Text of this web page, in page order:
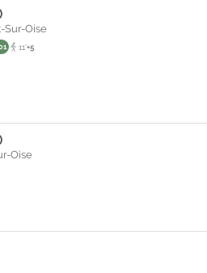
Sur-Oise
11'+5
Oise